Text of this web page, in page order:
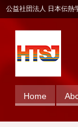
公益社団法人 日本伝熱
Home